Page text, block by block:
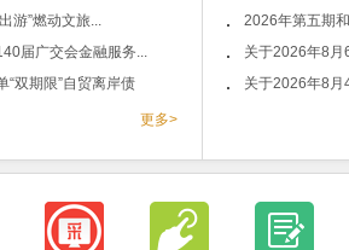
游”燃动文旅...
届广交会金融服务...
“双期限”自贸离岸债
更多>
2026年第五期
关于2026年8月
关于2026年8月